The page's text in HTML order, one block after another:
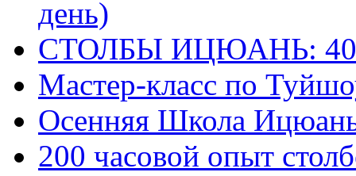
день)
СТОЛБЫ ИЦЮАНЬ:
Мастер-класс по
Осенняя Школа
200 часовой опыт